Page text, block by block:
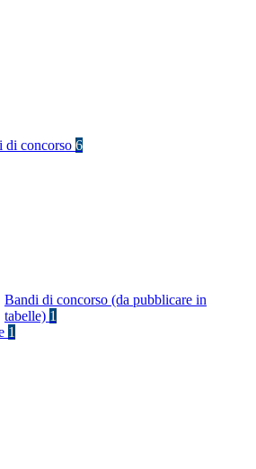
di concorso 6
Bandi di concorso (da pubblicare in
tabelle) 1
1